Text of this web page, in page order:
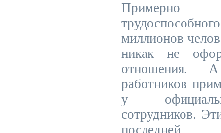
Примерно
миллионов
никак не
отношения.
работников
у
сотрудников.
последней